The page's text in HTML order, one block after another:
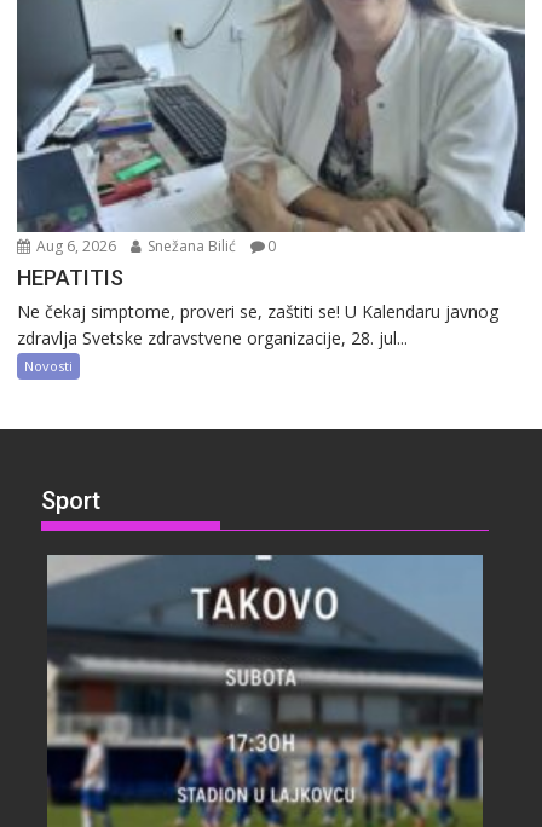
Aug 6, 2026 Snežana Bilić 0
HEPATITIS
Ne čekaj simptome, proveri se, zaštiti se! U Kalendaru javnog
zdravlja Svetske zdravstvene organizacije, 28. jul...
Novosti
Sport